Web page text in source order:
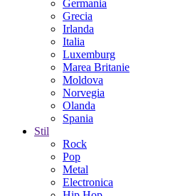
Germania
Grecia
Irlanda
Italia
Luxemburg
Marea Britanie
Moldova
Norvegia
Olanda
Spania
Stil
Rock
Pop
Metal
Electronica